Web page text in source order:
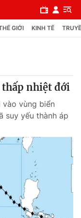
GIỚI KINH TẾ
thấp nhiệt đới
vào vùng biển
suy yếu thành áp